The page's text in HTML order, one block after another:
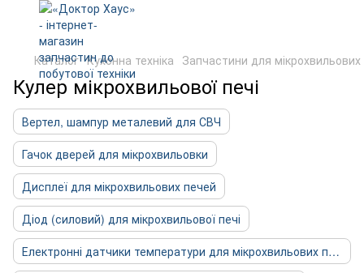
Каталог Кухонна техніка Запчастини для
Кулер мікрохвильової печі
Вертел, шампур металевий для СВЧ
Гачок дверей для мікрохвильовки
Дисплеї для мікрохвильових печей
Діод (силовий) для мікрохвильової печі
Електронні датчики температури для мікрохвильових печей